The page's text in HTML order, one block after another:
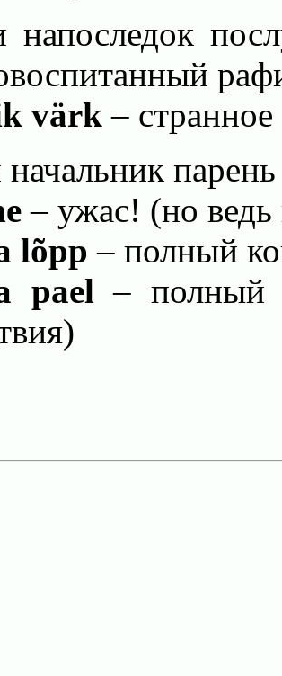
värk –
– ужас! (но
lõpp – полный
pael – полный